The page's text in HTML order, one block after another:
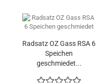
Radsatz OZ Gass RSA 6
Speichen
geschmiedet...